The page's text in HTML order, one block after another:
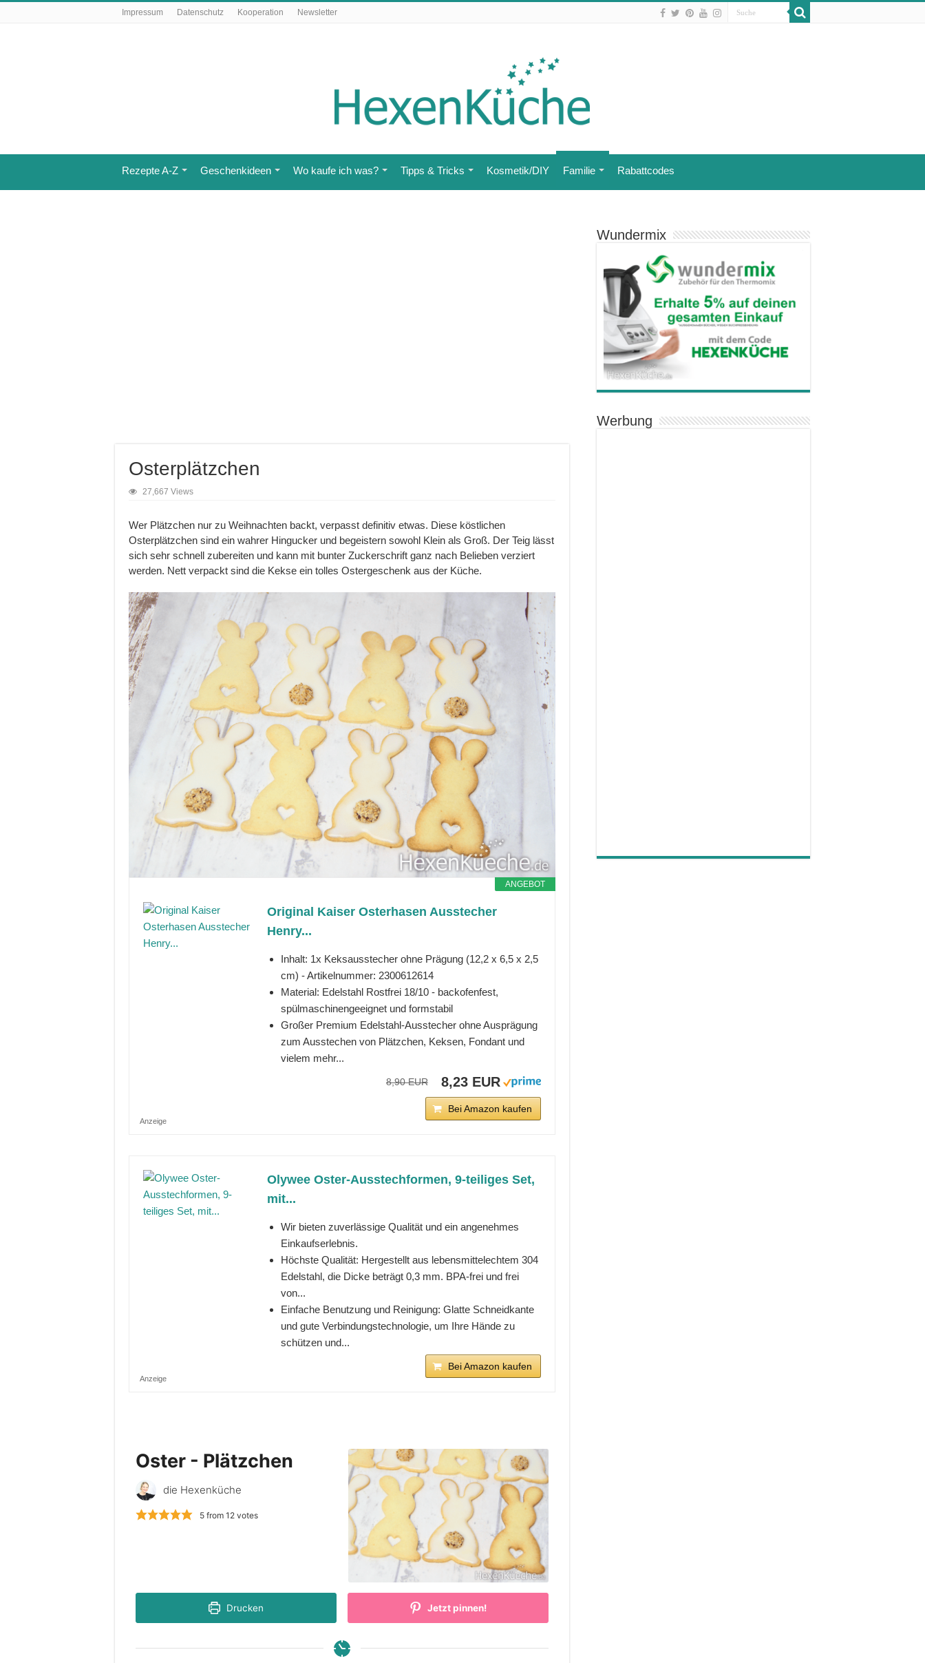
Impressum Datenschutz Kooperation Newsletter
Rezepte A-Z Geschenkideen Wo kaufe ich was? Tipps & Tricks Kosmetik/DIY Familie Rabattcodes
Osterplätzchen
27,667 Views
Wer Plätzchen nur zu Weihnachten backt, verpasst definitiv etwas. Diese köstlichen
Osterplätzchen sind ein wahrer Hingucker und begeistern sowohl Klein als Groß. Der Teig lässt
sich sehr schnell zubereiten und kann mit bunter Zuckerschrift ganz nach Belieben verziert
werden. Nett verpackt sind die Kekse ein tolles Ostergeschenk aus der Küche.
ANGEBOT
Original Kaiser Osterhasen Ausstecher
Henry...
Inhalt: 1x Keksausstecher ohne Prägung (12,2 x 6,5 x 2,5
cm) - Artikelnummer: 2300612614
Material: Edelstahl Rostfrei 18/10 - backofenfest,
spülmaschinengeeignet und formstabil
Großer Premium Edelstahl-Ausstecher ohne Ausprägung
zum Ausstechen von Plätzchen, Keksen, Fondant und
vielem mehr...
8,90 EUR 8,23 EUR
Bei Amazon kaufen
Anzeige
Olywee Oster-Ausstechformen, 9-teiliges Set,
mit...
Wir bieten zuverlässige Qualität und ein angenehmes
Einkaufserlebnis.
Höchste Qualität: Hergestellt aus lebensmittelechtem 304
Edelstahl, die Dicke beträgt 0,3 mm. BPA-frei und frei
von...
Einfache Benutzung und Reinigung: Glatte Schneidkante
und gute Verbindungstechnologie, um Ihre Hände zu
schützen und...
Bei Amazon kaufen
Anzeige
Oster - Plätzchen
die Hexenküche
5from 12votes
Drucken Jetzt pinnen!
Wundermix
Werbung